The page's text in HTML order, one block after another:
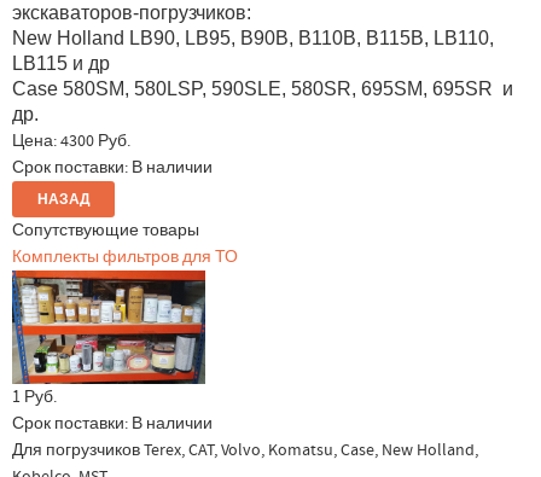
экскаваторов-погрузчиков:
New Holland LB90, LB95, B90B, B110B, B115B, LB110,
LB115 и др
Case 580SM, 580LSP, 590SLE, 580SR, 695SM, 695SR и
др.
Цена:4300 Руб.
Срок поставки: В наличии
Сопутствующие товары
Комплекты фильтров для ТО
1 Руб.
Срок поставки: В наличии
Для погрузчиков Terex, CAT, Volvo, Komatsu, Case, New Holland,